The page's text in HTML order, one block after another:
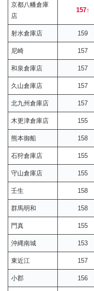
京都八幡倉庫
店
157↑
射水倉庫店 159
尼崎 157
和泉倉庫店 157
久山倉庫店 157
北九州倉庫店 157
木更津倉庫店 155
熊本御船 158
石狩倉庫店 155
守山倉庫店 155
壬生 158
群馬明和 158
門真 155
沖縄南城 153
東近江 157
小郡 156